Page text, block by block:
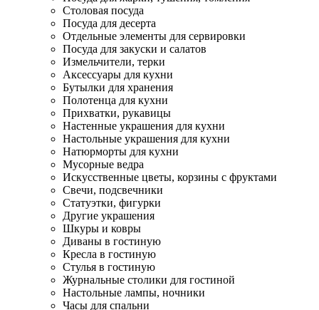
Столовая посуда
Посуда для десерта
Отдельные элементы для сервировки
Посуда для закуски и салатов
Измельчители, терки
Аксессуары для кухни
Бутылки для хранения
Полотенца для кухни
Прихватки, рукавицы
Настенные украшения для кухни
Настольные украшения для кухни
Натюрморты для кухни
Мусорные ведра
Искусственные цветы, корзины с фруктами
Свечи, подсвечники
Статуэтки, фигурки
Другие украшения
Шкуры и ковры
Диваны в гостиную
Кресла в гостиную
Стулья в гостиную
Журнальные столики для гостиной
Настольные лампы, ночники
Часы для спальни